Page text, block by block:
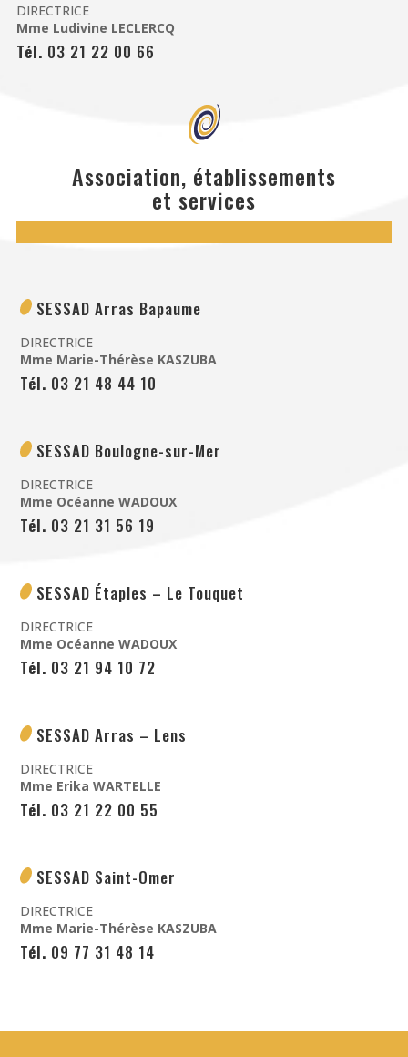
DIRECTRICE
Mme Ludivine LECLERCQ
Tél. 03 21 22 00 66
Association, établissements
et services
SESSAD Arras Bapaume
DIRECTRICE
Mme Marie-Thérèse KASZUBA
Tél. 03 21 48 44 10
SESSAD Boulogne-sur-Mer
DIRECTRICE
Mme Océanne WADOUX
Tél. 03 21 31 56 19
SESSAD Étaples – Le Touquet
DIRECTRICE
Mme Océanne WADOUX
Tél. 03 21 94 10 72
SESSAD Arras – Lens
DIRECTRICE
Mme Erika WARTELLE
Tél. 03 21 22 00 55
SESSAD Saint-Omer
DIRECTRICE
Mme Marie-Thérèse KASZUBA
Tél. 09 77 31 48 14